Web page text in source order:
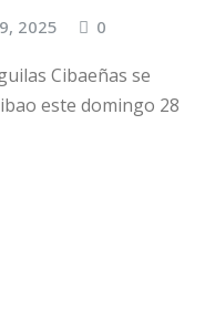
2025 0
Cibaeñas se
este domingo 28